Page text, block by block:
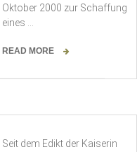
Oktober 2000 zur Schaffung
eines …
READ MORE
Seit dem Edikt der Kaiserin